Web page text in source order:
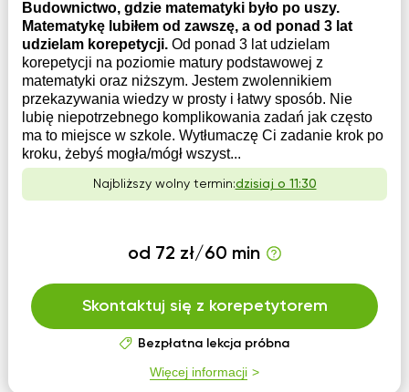
Budownictwo, gdzie matematyki było po uszy.
Matematykę lubiłem od zawszę, a od ponad 3 lat
udzielam korepetycji. Od ponad 3 lat udzielam
korepetycji na poziomie matury podstawowej z
matematyki oraz niższym. Jestem zwolennikiem
przekazywania wiedzy w prosty i łatwy sposób. Nie
lubię niepotrzebnego komplikowania zadań jak często
ma to miejsce w szkole. Wytłumaczę Ci zadanie krok po
kroku, żebyś mogła/mógł wszyst...
Najbliższy wolny termin:dzisiaj o 11:30
od 72 zł/60 min
Skontaktuj się z korepetytorem
Bezpłatna lekcja próbna
Więcej informacji